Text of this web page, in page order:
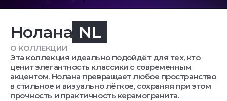
Нолана NL
О КОЛЛЕКЦИИ
Эта коллекция идеально подойдёт для тех, кто
ценит элегантность классики с современным
акцентом. Нолана превращает любое пространство
в стильное и визуально лёгкое, сохраняя при этом
прочность и практичность керамогранита.